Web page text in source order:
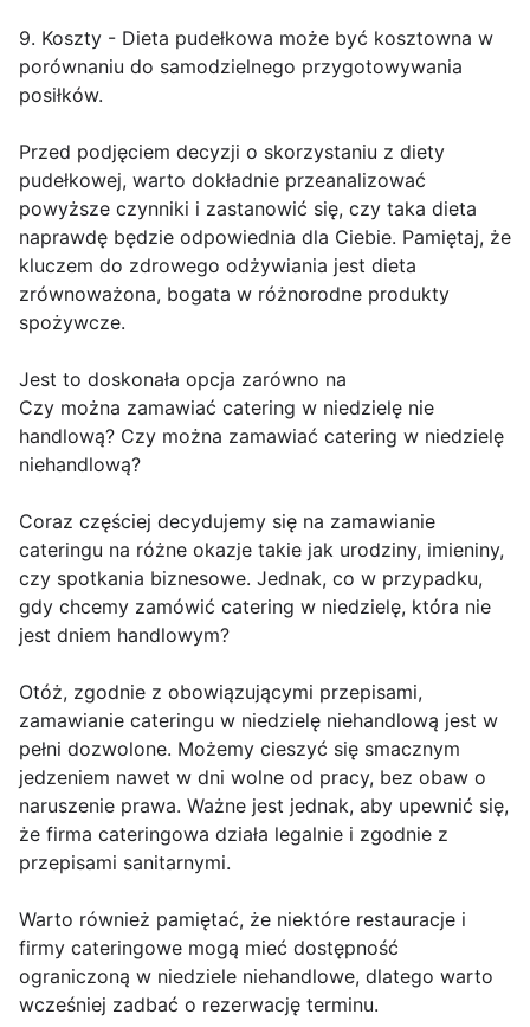
9. Koszty - Dieta pudełkowa może być kosztowna w
porównaniu do samodzielnego przygotowywania
posiłków.
Przed podjęciem decyzji o skorzystaniu z diety
pudełkowej, warto dokładnie przeanalizować
powyższe czynniki i zastanowić się, czy taka dieta
naprawdę będzie odpowiednia dla Ciebie. Pamiętaj, że
kluczem do zdrowego odżywiania jest dieta
zrównoważona, bogata w różnorodne produkty
spożywcze.
Jest to doskonała opcja zarówno na
Czy można zamawiać catering w niedzielę nie
handlową? Czy można zamawiać catering w niedzielę
niehandlową?
Coraz częściej decydujemy się na zamawianie
cateringu na różne okazje takie jak urodziny, imieniny,
czy spotkania biznesowe. Jednak, co w przypadku,
gdy chcemy zamówić catering w niedzielę, która nie
jest dniem handlowym?
Otóż, zgodnie z obowiązującymi przepisami,
zamawianie cateringu w niedzielę niehandlową jest w
pełni dozwolone. Możemy cieszyć się smacznym
jedzeniem nawet w dni wolne od pracy, bez obaw o
naruszenie prawa. Ważne jest jednak, aby upewnić się,
że firma cateringowa działa legalnie i zgodnie z
przepisami sanitarnymi.
Warto również pamiętać, że niektóre restauracje i
firmy cateringowe mogą mieć dostępność
ograniczoną w niedziele niehandlowe, dlatego warto
wcześniej zadbać o rezerwację terminu.